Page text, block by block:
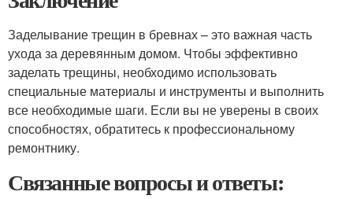
Заделывание трещин в бревнах – это важная часть
ухода за деревянным домом. Чтобы эффективно
заделать трещины, необходимо использовать
специальные материалы и инструменты и выполнить
все необходимые шаги. Если вы не уверены в своих
способностях, обратитесь к профессиональному
ремонтнику.
Связанные вопросы и ответы: